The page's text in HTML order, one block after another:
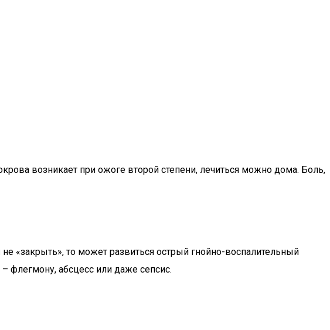
возникает при ожоге второй степени, лечиться можно дома. Боль,
«закрыть», то может развиться острый гнойно-воспалительный
флегмону, абсцесс или даже сепсис.